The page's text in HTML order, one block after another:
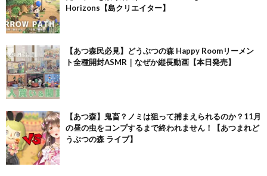
Horizons【島クリエイター】
【あつ森民必見】どうぶつの森 Happy Roomリーメン
ト全種開封ASMR｜なぜか縦長動画【本日発売】
【あつ森】鬼畜？ノミは狙って捕まえられるのか？11月
の昼の虫をコンプするまで終われません！【あつまれど
うぶつの森 ライブ】